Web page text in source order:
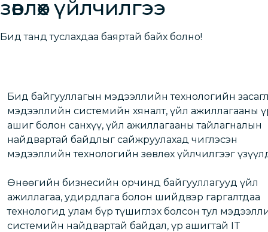
зөвлөх үйлчилгээ
Бид танд туслахдаа баяртай байх болно!
Бид байгууллагын мэдээллийн технологийн
мэдээллийн системийн хяналт, үйл ажиллагааны
ашиг болон санхүү, үйл ажиллагааны тайлагналын
найдвартай байдлыг сайжруулахад чиглэсэн
мэдээллийн технологийн зөвлөх үйлчилгээг
Өнөөгийн бизнесийн орчинд байгууллагууд үйл
ажиллагаа, удирдлага болон шийдвэр гаргалтдаа
технологид улам бүр түшиглэх болсон тул
системийн найдвартай байдал, үр ашигтай IT